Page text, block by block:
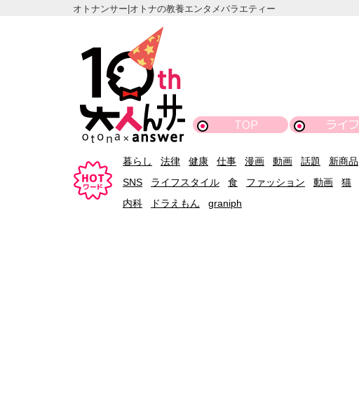
オトナンサー|オトナの教養エンタメバラエティー
TOP ライフ
暮らし 法律 健康 仕事 漫画 動画 話題 新商品
SNS
ライフスタイル 食 ファッション 動画 猫
内科
ドラえもん graniph